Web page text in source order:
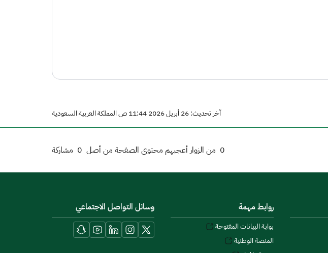
آخر تحديث: 26 أبريل 2026 11:44 ص المملكة العربية السعودية
0 من الزوار أعجبهم محتوى الصفحة من أصل 0 مشاركة
روابط مهمة
بوابة البيانات المفتوحة
المنصة الوطنية
وسائل التواصل الاجتماعي